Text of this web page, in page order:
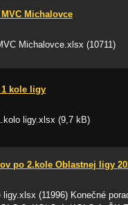
Michalovce
Michalovce.xlsx (10711)
1 kole ligy
ligy.xlsx (9,7 kB)
po 2.kole Oblastnej ligy
(11996) Konečné